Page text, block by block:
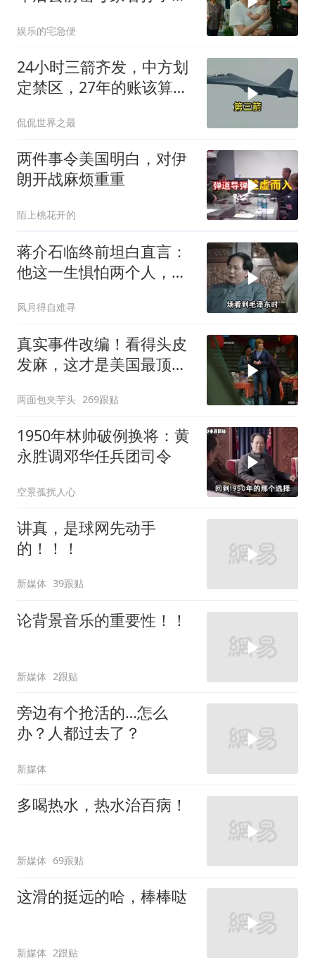
娱乐的宅急便
24小时三箭齐发，中方划
定禁区，27年的账该算
侃侃世界之最
两件事令美国明白，对伊
朗开战麻烦重重
陌上桃花开的
蒋介石临终前坦白直言：
他这一生惧怕两个人，却
风月得自难寻
真实事件改编！看得头皮
发麻，这才是美国最顶级
两面包夹芋头 269跟贴
1950年林帅破例换将：黄
永胜调邓华任兵团司令
空景孤扰人心
讲真，是球网先动手
的！！！
新媒体 39跟贴
论背景音乐的重要性！！
新媒体 2跟贴
旁边有个抢活的…怎么
办？人都过去了？
新媒体
多喝热水，热水治百病！
新媒体 69跟贴
这滑的挺远的哈，棒棒哒
新媒体 2跟贴